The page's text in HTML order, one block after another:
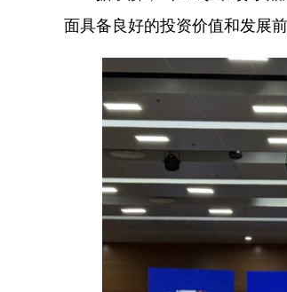
面具备良好的投资价值和发展